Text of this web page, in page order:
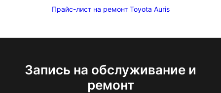
Прайс-лист на ремонт Toyota Auris
Запись на обслуживание и
ремонт